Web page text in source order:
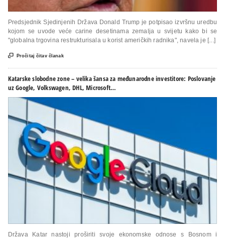
Predsjednik Sjedinjenih Država Donald Trump je potpisao izvršnu uredbu
kojom se uvode veće carine desetinama zemalja u svijetu kako bi se
"globalna trgovina restrukturisala u korist američkih radnika", navela je [...]
 Pročitaj čitav članak
Katarske slobodne zone – velika šansa za međunarodne investitore: Poslovanje
uz Google, Volkswagen, DHL, Microsoft…
Država Katar nastoji proširiti svoje ekonomske odnose s Bosnom i